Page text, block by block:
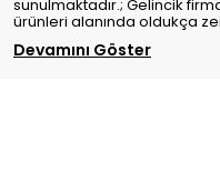
sunulmaktadır.; Gelincik
ürünleri alanında oldukça
Devamını Göster